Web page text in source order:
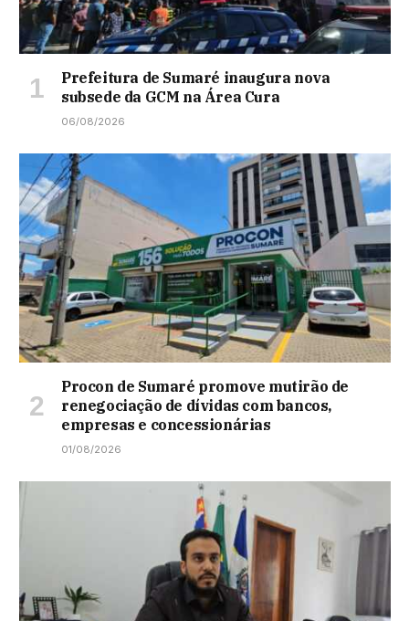
Prefeitura de Sumaré inaugura nova
subsede da GCM na Área Cura
06/08/2026
Procon de Sumaré promove mutirão de
renegociação de dívidas com bancos,
empresas e concessionárias
01/08/2026